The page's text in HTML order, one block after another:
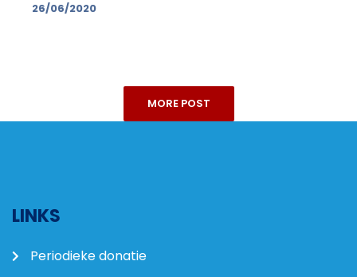
26/06/2020
MORE POST
LINKS
Periodieke donatie